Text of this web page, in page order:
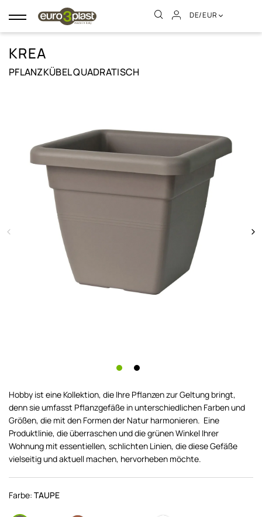
Umschalten
der
DE/EUR
KREA
PFLANZKÜBEL QUADRATISCH
Hobby ist eine Kollektion, die Ihre Pflanzen zur Geltung bringt,
denn sie umfasst Pflanzgefäße in unterschiedlichen Farben und
Größen, die mit den Formen der Natur harmonieren. Eine
Produktlinie, die überraschen und die grünen Winkel Ihrer
Wohnung mit essentiellen, schlichten Linien, die diese Gefäße
vielseitig und aktuell machen, hervorheben möchte.
Farbe: TAUPE